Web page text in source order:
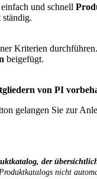
und schnell
ständig.
Kriterien
beigefügt.
von PI
gelangen Sie zur
der
nicht